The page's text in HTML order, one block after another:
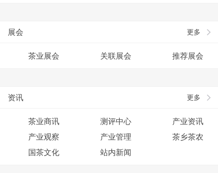
更多
展会
茶业展会 关联展会 推荐展会
更多
资讯
茶业商讯 测评中心
产业资讯
产业观察
产业管理
茶乡茶农
国茶文化
站内新闻